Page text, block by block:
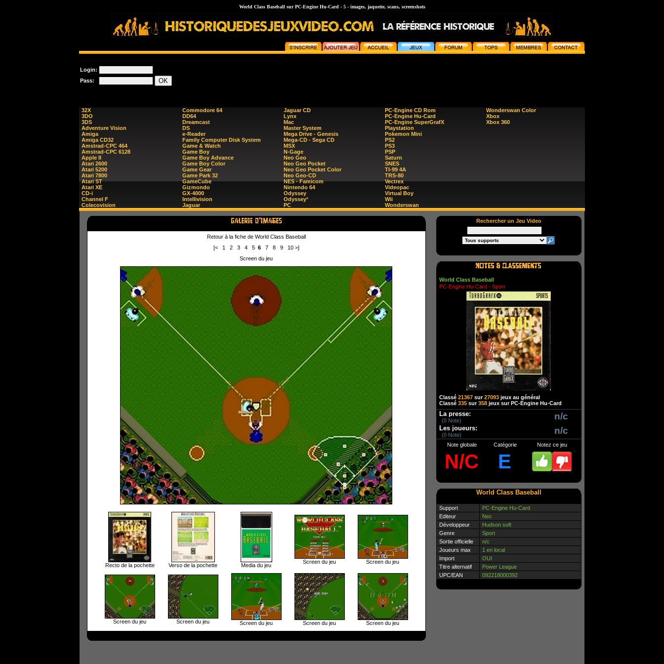
World Class Baseball sur PC-Engine Hu-Card - 5 - images, jaquette, scans, screenshots
Login:
Pass:
32X
3DO
3DS
Adventure Vision
Amiga
Amiga CD32
Amstrad-CPC 464
Amstrad-CPC 6128
Apple II
Atari 2600
Atari 5200
Atari 7800
Atari ST
Atari XE
CD-i
Channel F
Colecovision
Commodore 64
DD64
Dreamcast
DS
e-Reader
Family Computer Disk System
Game & Watch
Game Boy
Game Boy Advance
Game Boy Color
Game Gear
Game Park 32
GameCube
Gizmondo
GX-4000
Intellivision
Jaguar
Jaguar CD
Lynx
Mac
Master System
Mega Drive - Genesis
Mega-CD - Sega CD
MSX
N-Gage
Neo Geo
Neo Geo Pocket
Neo Geo Pocket Color
Neo Geo-CD
NES - Famicom
Nintendo 64
Odyssey
Odyssey²
PC
PC-Engine CD Rom
PC-Engine Hu-Card
PC-Engine SuperGrafX
Playstation
Pokemon Mini
PS2
PS3
PSP
Saturn
SNES
TI-99 4A
TRS-80
Vectrex
Videopac
Virtual Boy
Wii
Wonderswan
Wonderswan Color
Xbox
Xbox 360
Retour à la fiche de World Class Baseball
[<
1 2 3 4 56 7 8 9 10 >]
Screen du jeu
Recto de la pochette Verso de la pochette Media du jeu
Screen du jeu Screen du jeu
Screen du jeu Screen du jeu Screen du jeu Screen du jeu Screen du jeu
Rechercher un Jeu Video
World Class Baseball
PC-Engine Hu-Card - Sport
Classé 21367sur27093jeux au général
Classé 335sur358jeux sur PC-Engine Hu-Card
La presse:
(0 Note) n/c
Les joueurs:
(0 Note) n/c
Note globale Catégorie Notez ce jeu
N/C E
World Class Baseball
Support
PC-Engine Hu-Card
Editeur
Nec
Développeur
Hudson soft
Genre
Sport
Sortie officielle
n/c
Joueurs max
1 en local
Import
OUI
Titre alternatif
Power League
UPC/EAN
092218000392